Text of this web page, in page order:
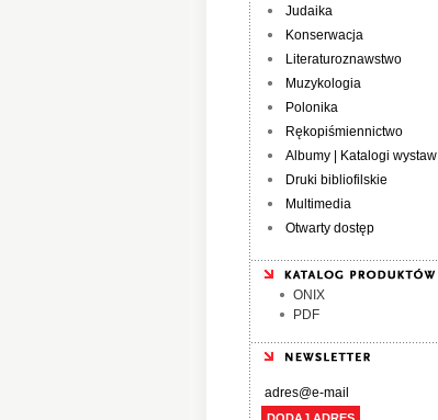
Judaika
Konserwacja
Literaturoznawstwo
Muzykologia
Polonika
Rękopiśmiennictwo
Albumy | Katalogi wystaw
Druki bibliofilskie
Multimedia
Otwarty dostęp
ONIX
PDF